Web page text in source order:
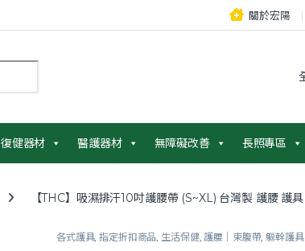
關於宏陽
復健器材 醫護器材 無障礙改善 長照專區
【THC】吸濕排汗10吋護腰帶 (S~XL) 台灣製 護腰 護
各式護具,指定折扣商品, 生活保健, 護腰｜束腹帶,軀幹護具